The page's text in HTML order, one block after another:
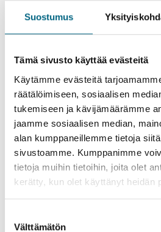
Suostumus
Tämä sivusto käyttää evästeitä
Käytämme evästeitä
räätälöimiseen, sosiaalisen
tukemiseen ja kävijämäärämme
jaamme sosiaalisen median,
alan kumppaneillemme tietoja
sivustoamme. Kumppanimme
tietoja muihin tietoihin, joita olet
kerätty, kun olet käyttänyt heidän
valinta
Välttämätön
31.3.2021
Valmistaudumme matkailun
matkustaminen myös ulkomaille